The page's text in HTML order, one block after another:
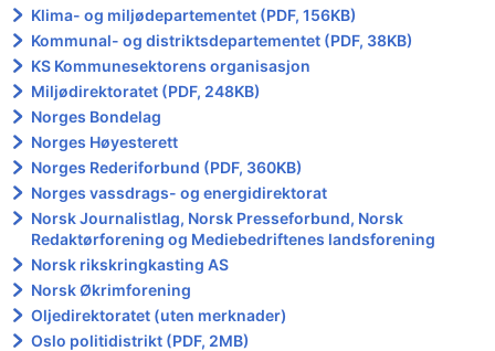
Klima- og miljødepartementet (PDF, 156KB)
Kommunal- og distriktsdepartementet (PDF, 38KB)
KS Kommunesektorens organisasjon
Miljødirektoratet (PDF, 248KB)
Norges Bondelag
Norges Høyesterett
Norges Rederiforbund (PDF, 360KB)
Norges vassdrags- og energidirektorat
Norsk Journalistlag, Norsk Presseforbund, Norsk
Redaktørforening og Mediebedriftenes landsforening
Norsk rikskringkasting AS
Norsk Økrimforening
Oljedirektoratet (uten merknader)
Oslo politidistrikt (PDF, 2MB)